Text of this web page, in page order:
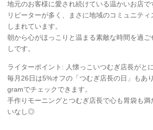
地元のお客様に愛され続けている温かいお店で
リピーターが多く、まさに地域のコミュニテ
しまれています。
朝から心がほっこりと温まる素敵な時間を過ご
しです。
ライターポイント: 人懐っこいつむぎ店長がと
毎月26日は5%オフの「つむぎ店長の日」もあ
gramでチェックできます。
手作りモーニングとつむぎ店長で心も胃袋も満
いなし◎